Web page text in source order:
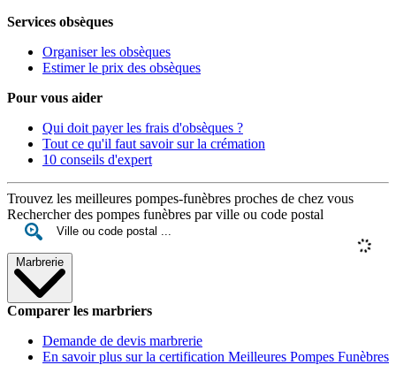
Services obsèques
Organiser les obsèques
Estimer le prix des obsèques
Pour vous aider
Qui doit payer les frais d'obsèques ?
Tout ce qu'il faut savoir sur la crémation
10 conseils d'expert
Trouvez les meilleures pompes-funèbres proches de chez vous
Rechercher des pompes funèbres par ville ou code postal
Marbrerie
Comparer les marbriers
Demande de devis marbrerie
En savoir plus sur la certification Meilleures Pompes Funèbres